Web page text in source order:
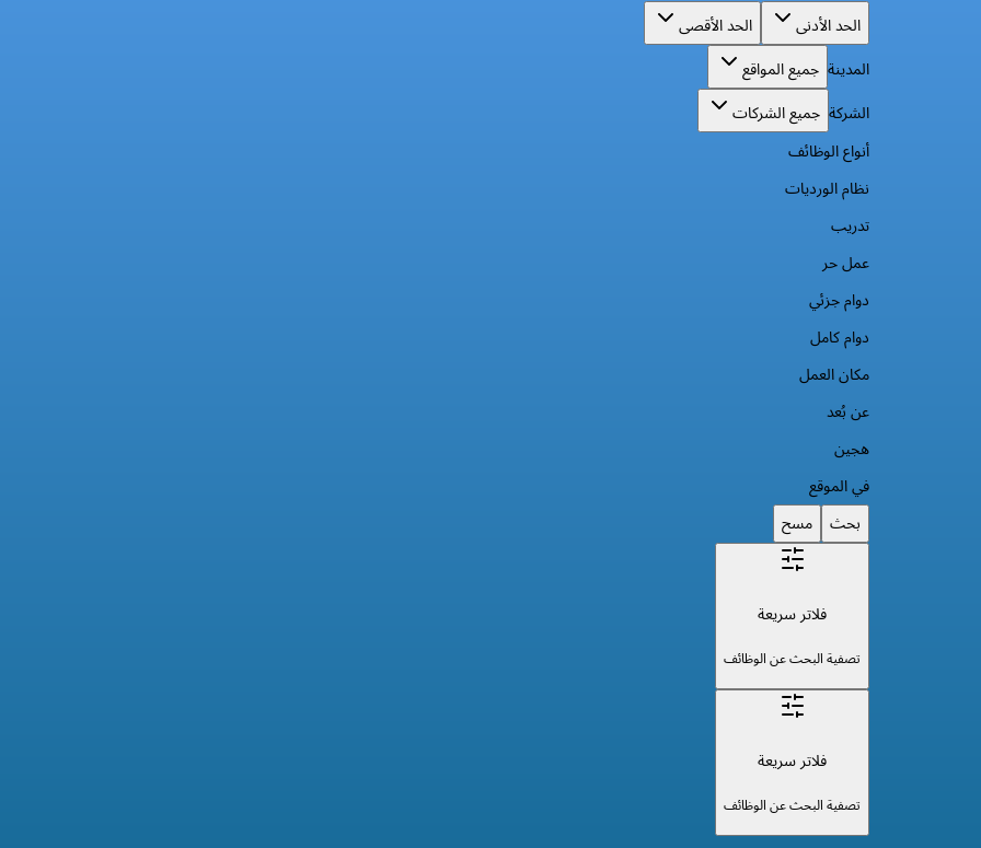
الحد الأدنى
الحد الأقصى
المدينة جميع المواقع
الشركة جميع الشركات
أنواع الوظائف
نظام الورديات
تدريب
عمل حر
دوام جزئي
دوام كامل
مكان العمل
عن بُعد
هجين
في الموقع
بحث مسح
فلاتر سريعة
تصفية البحث عن الوظائف
فلاتر سريعة
تصفية البحث عن الوظائف